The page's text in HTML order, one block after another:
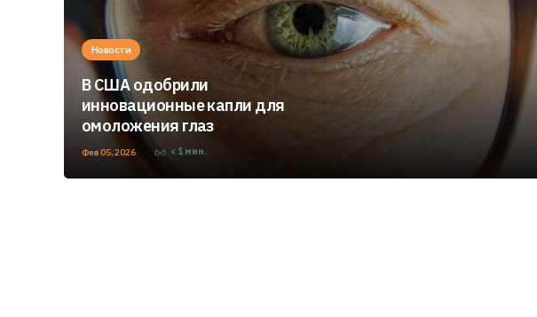
Новости
В США одобрили
инновационные капли для
омоложения глаз
Фев 05, 2026 < 1 мин.